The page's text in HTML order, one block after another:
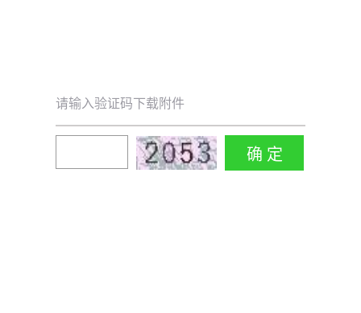
请输入验证码下载附件